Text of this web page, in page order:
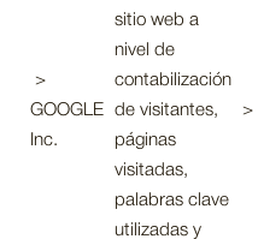
>
GOOGLE
Inc.
sitio web a
nivel de
contabilización
de visitantes,
páginas
visitadas,
palabras clave
utilizadas y
>